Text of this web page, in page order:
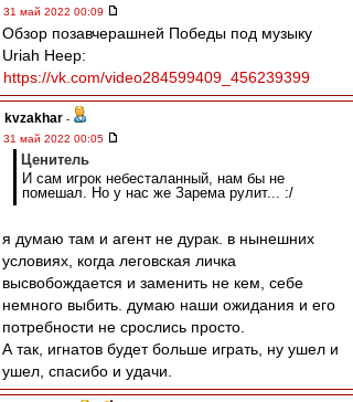
31 май 2022 00:09
Обзор позавчерашней Победы под музыку
Uriah Heep:
https://vk.com/video284599409_456239399
kvzakhar -
31 май 2022 00:05
Ценитель
И сам игрок небесталанный, нам бы не
помешал. Но у нас же Зарема рулит... :/
я думаю там и агент не дурак. в нынешних
условиях, когда леговская личка
высвобождается и заменить не кем, себе
немного выбить. думаю наши ожидания и его
потребности не срослись просто.
А так, игнатов будет больше играть, ну ушел и
ушел, спасибо и удачи.